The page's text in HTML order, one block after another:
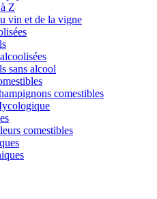
Z
vin et de la vigne
sans alcool
comestibles
comestibles